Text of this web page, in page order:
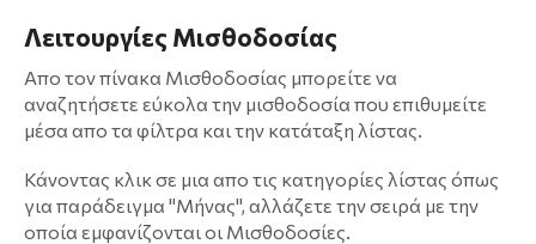
Λειτουργίες Μισθοδοσίας
Απο τον πίνακα Μισθοδοσίας μπορείτε να
αναζητήσετε εύκολα την μισθοδοσία που επιθυμείτε
μέσα απο τα φίλτρα και την κατάταξη λίστας.
Κάνοντας κλικ σε μια απο τις κατηγορίες λίστας όπως
για παράδειγμα "Μήνας", αλλάζετε την σειρά με την
οποία εμφανίζονται οι Μισθοδοσίες.